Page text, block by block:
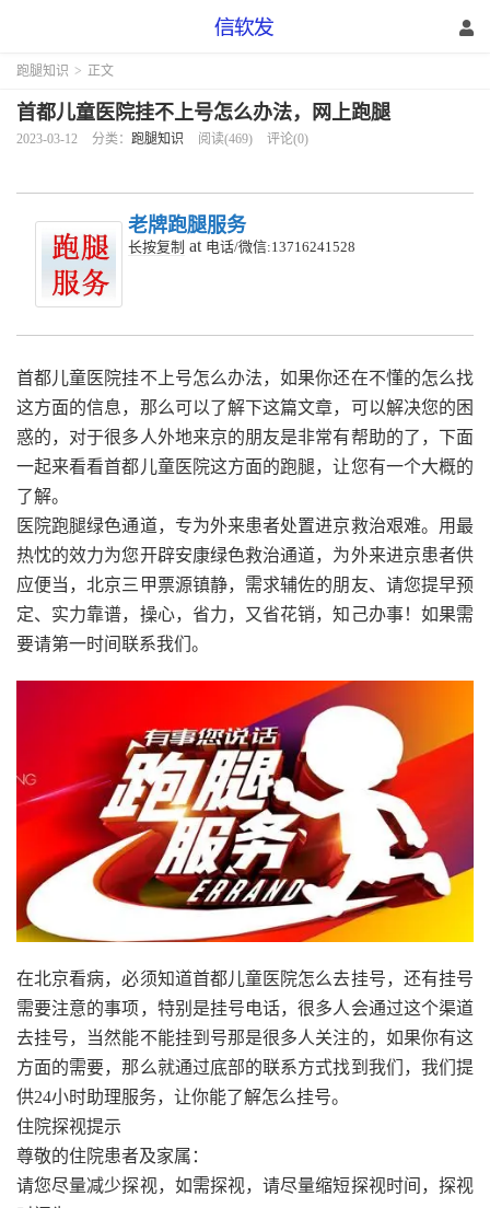
跑腿知识 > 正文
首都儿童医院挂不上号怎么办法，网上跑腿
2023-03-12 分类： 跑腿知识 阅读(469) 评论(0)
老牌跑腿服务
长按复制 at 电话/微信:13716241528
首都儿童医院挂不上号怎么办法，如果你还在不懂的怎么找
这方面的信息，那么可以了解下这篇文章，可以解决您的困
惑的，对于很多人外地来京的朋友是非常有帮助的了，下面
一起来看看首都儿童医院这方面的跑腿，让您有一个大概的
了解。
医院跑腿绿色通道，专为外来患者处置进京救治艰难。用最
热忱的效力为您开辟安康绿色救治通道，为外来进京患者供
应便当，北京三甲票源镇静，需求辅佐的朋友、请您提早预
定、实力靠谱，操心，省力，又省花销，知己办事！如果需
要请第一时间联系我们。
在北京看病，必须知道首都儿童医院怎么去挂号，还有挂号
需要注意的事项，特别是挂号电话，很多人会通过这个渠道
去挂号，当然能不能挂到号那是很多人关注的，如果你有这
方面的需要，那么就通过底部的联系方式找到我们，我们提
供24小时助理服务，让你能了解怎么挂号。
住院探视提示
尊敬的住院患者及家属：
请您尽量减少探视，如需探视，请尽量缩短探视时间，探视